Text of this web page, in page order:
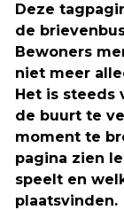
Deze
de
Bewoners
niet meer
Het is steeds
de buurt te
moment te
pagina zien
speelt en
plaatsvinden.